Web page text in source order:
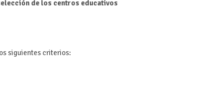
de los centros educativos
siguientes criterios: